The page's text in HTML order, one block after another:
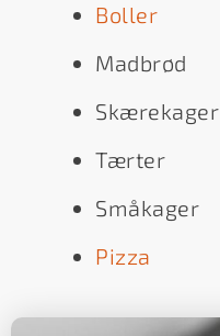
Boller
Madbrød
Skærekager
Tærter
Småkager
Pizza